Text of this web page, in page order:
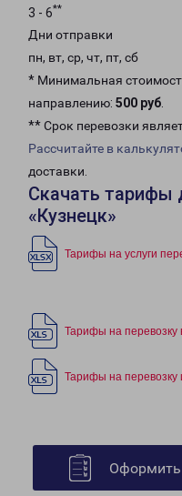
3 - 6**
Дни отправки
пн, вт, ср, чт, пт, сб
* Минимальная
направлению: 500 руб.
** Срок перевозки
Рассчитайте в
доставки.
Скачать тарифы
«Кузнецк»
Тарифы на услуги
Тарифы на перевозку
Тарифы на перевозку
Оформить